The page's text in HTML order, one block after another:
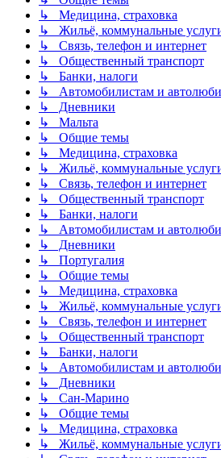
↳ Медицина, страховка
↳ Жильё, коммунальные
↳ Связь, телефон и интернет
↳ Общественный транспорт
↳ Банки, налоги
↳ Автомобилистам и
↳ Дневники
↳ Мальта
↳ Общие темы
↳ Медицина, страховка
↳ Жильё, коммунальные
↳ Связь, телефон и интернет
↳ Общественный транспорт
↳ Банки, налоги
↳ Автомобилистам и
↳ Дневники
↳ Португалия
↳ Общие темы
↳ Медицина, страховка
↳ Жильё, коммунальные
↳ Связь, телефон и интернет
↳ Общественный транспорт
↳ Банки, налоги
↳ Автомобилистам и
↳ Дневники
↳ Сан-Марино
↳ Общие темы
↳ Медицина, страховка
↳ Жильё, коммунальные